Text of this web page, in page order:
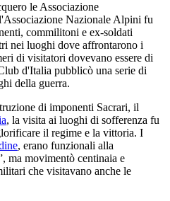
le Associazione
Nazionale Alpini fu
commilitoni e ex-soldati
nei luoghi dove affrontarono i
di visitatori dovevano essere di
d'Italia pubblicò una serie di
della guerra.
di imponenti Sacrari, il
, la visita ai luoghi di sofferenza fu
il regime e la vittoria. I
, erano funzionali alla
ma movimentò centinaia e
che visitavano anche le